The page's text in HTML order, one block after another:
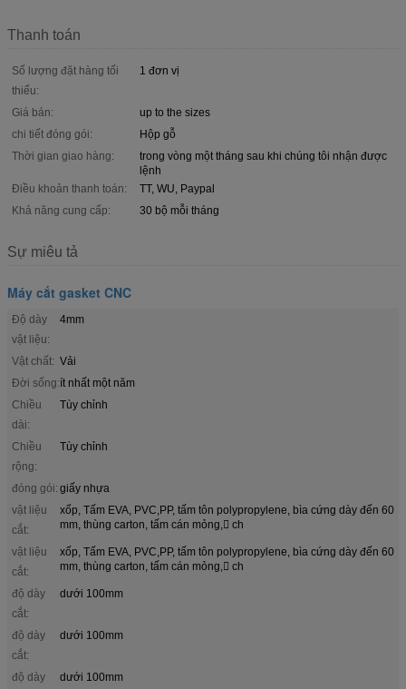
Thanh toán
Số lượng đặt hàng tối
thiểu:
1 đơn vị
Giá bán:
up to the sizes
chi tiết đóng gói:
Hộp gỗ
Thời gian giao hàng:
trong vòng một tháng sau khi chúng tôi nhận được
lệnh
Điều khoản thanh toán:
TT, WU, Paypal
Khả năng cung cấp:
30 bộ mỗi tháng
Sự miêu tả
Máy cắt gasket CNC
Độ dày
vật liệu:
4mm
Vật chất: Vải
Đời sống:ít nhất một năm
Chiều
dài:
Tùy chỉnh
Chiều
rộng:
Tùy chỉnh
đóng gói: giấy nhựa
vật liệu
cắt:
xốp, Tấm EVA, PVC,PP, tấm tôn polypropylene, bìa cứng dày đến 60
mm, thùng carton, tấm cán mỏng, ch
vật liệu
cắt:
xốp, Tấm EVA, PVC,PP, tấm tôn polypropylene, bìa cứng dày đến 60
mm, thùng carton, tấm cán mỏng, ch
độ dày
cắt:
dưới 100mm
độ dày
cắt:
dưới 100mm
độ dày
dưới 100mm